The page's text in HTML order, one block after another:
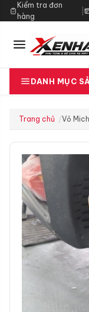
Kiểm tra đơn
hàng
|
DANH MỤC
Trang chủ Vỏ